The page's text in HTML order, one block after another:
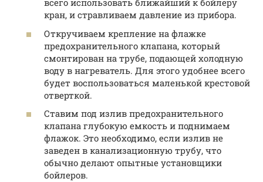
всего использовать ближайший к бойлеру
кран, и стравливаем давление из прибора.
Откручиваем крепление на флажке
предохранительного клапана, который
смонтирован на трубе, подающей холодную
воду в нагреватель. Для этого удобнее всего
будет воспользоваться маленькой крестовой
отверткой.
Ставим под излив предохранительного
клапана глубокую емкость и поднимаем
флажок. Это необходимо, если излив не
заведен в канализационную трубу, что
обычно делают опытные установщики
бойлеров.